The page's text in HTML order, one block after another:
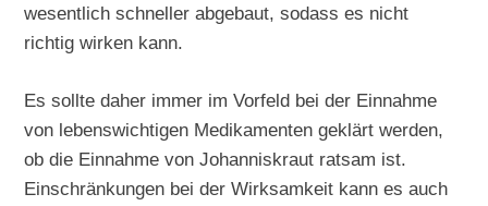
wesentlich schneller abgebaut, sodass es nicht
richtig wirken kann.
Es sollte daher immer im Vorfeld bei der Einnahme
von lebenswichtigen Medikamenten geklärt werden,
ob die Einnahme von Johanniskraut ratsam ist.
Einschränkungen bei der Wirksamkeit kann es auch